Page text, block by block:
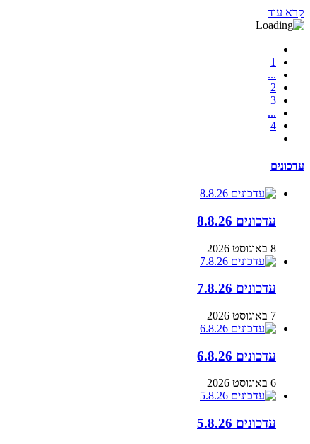
קרא עוד
1
...
2
3
...
4
עדכונים
עדכונים 8.8.26
8 באוגוסט 2026
עדכונים 7.8.26
7 באוגוסט 2026
עדכונים 6.8.26
6 באוגוסט 2026
עדכונים 5.8.26